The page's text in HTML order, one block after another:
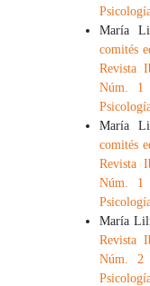
María
comités
Revista
Núm. 1
María
comités
Revista
Núm. 1
María
Revista
Núm. 2